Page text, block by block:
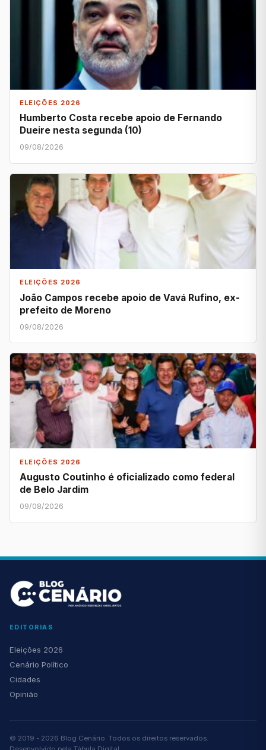
ELEIÇÕES 2026
Humberto Costa recebe apoio de Fernando
Dueire nesta segunda (10)
09/08/2026
ELEIÇÕES 2026
João Campos recebe apoio de Vavá Rufino, ex-
prefeito de Moreno
09/08/2026
ELEIÇÕES 2026
Augusto Coutinho é oficializado como federal
de Belo Jardim
09/08/2026
EDITORIAS
Eleições 2026
Cenário Político
Cidades
Opinião
© 2019 - 2026 Blog Cenário. Todos os direitos reservados.